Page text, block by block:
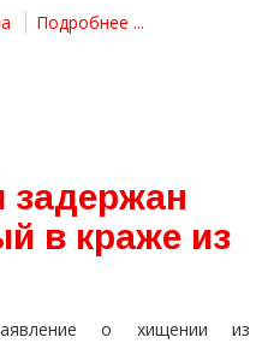
Подробнее ...
задержан
в краже из
о хищении из